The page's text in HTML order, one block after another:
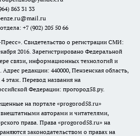
863 31 33
+7 (902) 205 50 66
Свидетельство о регистрации СМИ:
2016. Зарегистрировано Федеральной
связи, информационных технологий и
редакции: 440000, Пензенская область,
этаж. Перевод названия на
Федерации: прогород58.ру.
на портале «progorod58.ru»
авторами и читателями,
права. Права «progorod58.ru» на
законодательством о правах на